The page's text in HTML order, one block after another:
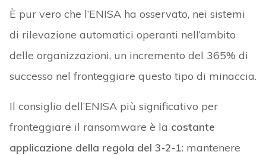
È pur vero che l’ENISA ha osservato, nei sistemi
di rilevazione automatici operanti nell’ambito
delle organizzazioni, un incremento del 365% di
successo nel fronteggiare questo tipo di minaccia.
Il consiglio dell’ENISA più significativo per
fronteggiare il ransomware è la costante
applicazione della regola del 3‑2‑1: mantenere